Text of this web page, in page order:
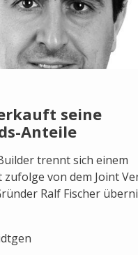
seine
Anteile
trennt sich einem
von dem Joint
Ralf Fischer